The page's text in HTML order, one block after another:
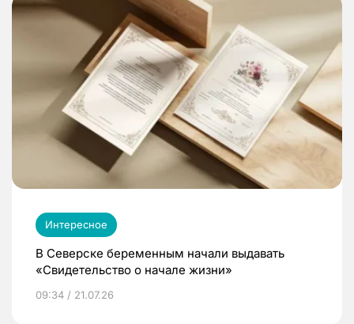
Интересное
В Северске беременным начали выдавать
«Свидетельство о начале жизни»
09:34 / 21.07.26